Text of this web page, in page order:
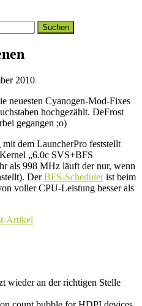
2010
neuesten Cyanogen-Mod-Fixes
hochgezählt. DeFrost
gegangen ;o)
dem LauncherPro feststellt
„6.0c SVS+BFS
als 998 MHz läuft der nur, wenn
DerBFS-Schedulerist beim
voller CPU-Leistung besser als
Artikel
wieder an der richtigen Stelle